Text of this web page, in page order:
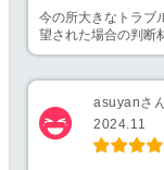
今の所大きなトラブ
望された場合の判断
asuyanさ
2024.11